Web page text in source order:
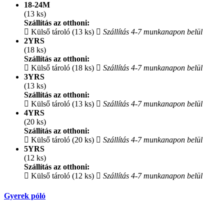
18-24M
(13 ks)
Szállítás az otthoni:
Külső tároló (13 ks)
Szállítás 4-7 munkanapon belül
2YRS
(18 ks)
Szállítás az otthoni:
Külső tároló (18 ks)
Szállítás 4-7 munkanapon belül
3YRS
(13 ks)
Szállítás az otthoni:
Külső tároló (13 ks)
Szállítás 4-7 munkanapon belül
4YRS
(20 ks)
Szállítás az otthoni:
Külső tároló (20 ks)
Szállítás 4-7 munkanapon belül
5YRS
(12 ks)
Szállítás az otthoni:
Külső tároló (12 ks)
Szállítás 4-7 munkanapon belül
Gyerek póló